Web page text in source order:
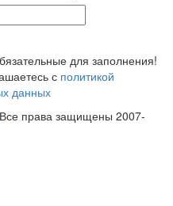
для заполнения!
с политикой
данных
Все права защищены 2007-